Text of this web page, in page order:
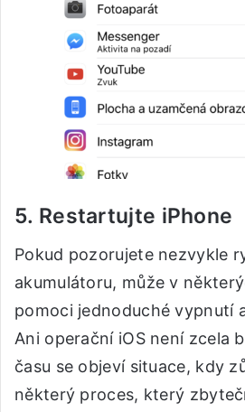
5. Restartujte iPhone
Pokud pozorujete nezvykle
akumulátoru, může v
pomoci jednoduché vypnutí
Ani operační iOS není zcela
času se objeví situace, kdy
některý proces, který